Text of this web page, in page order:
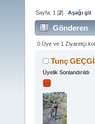
Sayfa: 1 [2]Aşağı git
Gönderen
(Okunma
0 Üye ve 1 Ziyaretçi
Tunç
Üyelik Sonlandırıldı